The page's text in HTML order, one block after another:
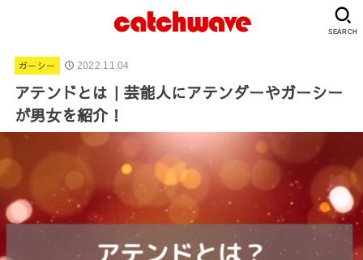
SEARCH
ガーシー 2022.11.04
アテンドとは｜芸能人にアテンダーやガーシー
が男女を紹介！